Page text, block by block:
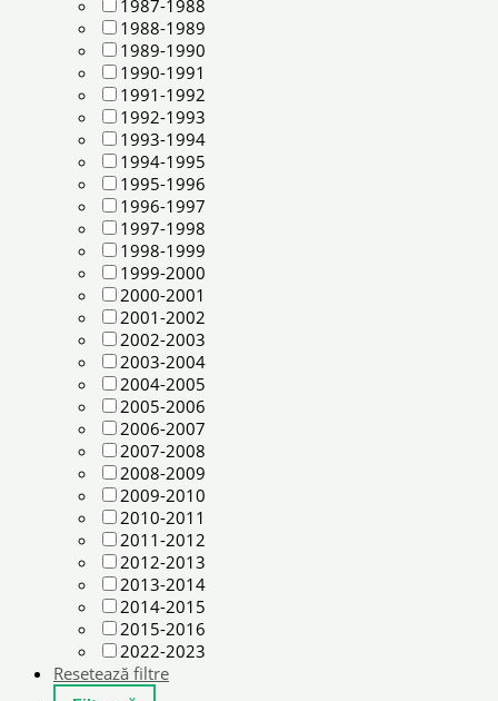
1987-1988
1988-1989
1989-1990
1990-1991
1991-1992
1992-1993
1993-1994
1994-1995
1995-1996
1996-1997
1997-1998
1998-1999
1999-2000
2000-2001
2001-2002
2002-2003
2003-2004
2004-2005
2005-2006
2006-2007
2007-2008
2008-2009
2009-2010
2010-2011
2011-2012
2012-2013
2013-2014
2014-2015
2015-2016
2022-2023
Resetează filtre